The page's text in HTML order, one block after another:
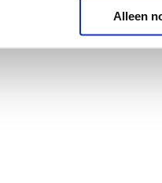
Alleen